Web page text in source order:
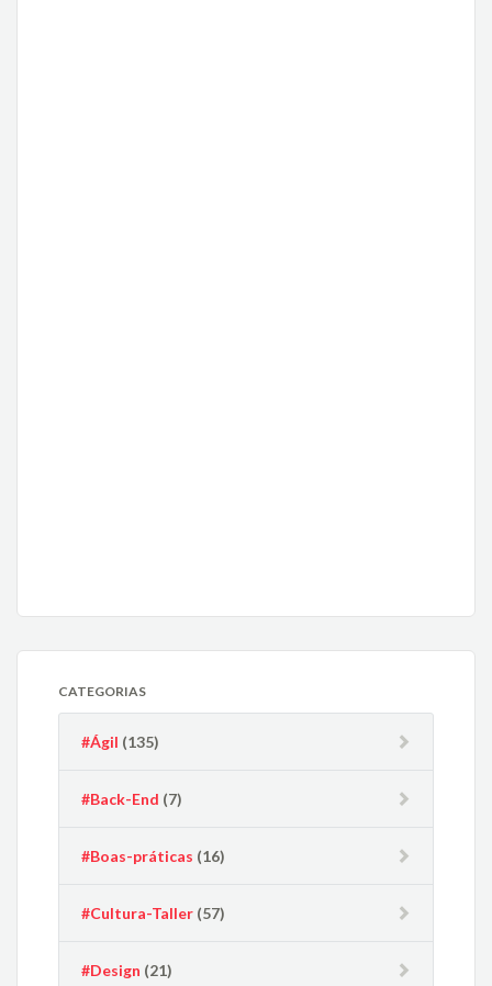
CATEGORIAS
#Ágil (135)
#Back-End (7)
#Boas-práticas (16)
#Cultura-Taller (57)
#Design (21)